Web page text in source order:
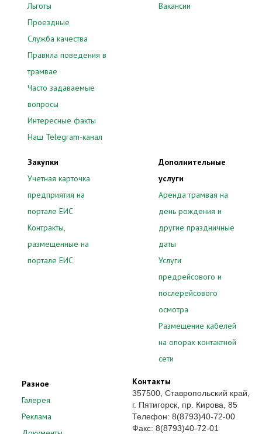
Льготы
Проездные
Служба качества
Правила поведения в
трамвае
Часто задаваемые
вопросы
Интересные факты
Наш Telegram-канал
Вакансии
Закупки
Учетная карточка
предприятия на
портале ЕИС
Контракты,
размещенные на
портале ЕИС
Дополнительные
услуги
Аренда трамвая на
день рождения и
другие праздничные
даты
Услуги
предрейсового и
послерейсового
осмотра
Размещение кабелей
на опорах контактной
сети
Разное
Галерея
Реклама
Контакты
357500, Ставропольский край,
г. Пятигорск, пр. Кирова, 85
Телефон: 8(8793)40-72-00
Факс: 8(8793)40-72-01